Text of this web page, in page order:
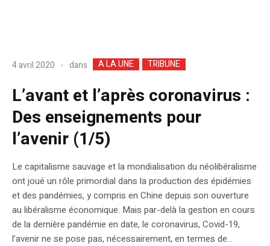
4 avril 2020 dans A LA UNE TRIBUNE
L’avant et l’après coronavirus :
Des enseignements pour
l’avenir (1/5)
Le capitalisme sauvage et la mondialisation du néolibéralisme
ont joué un rôle primordial dans la production des épidémies
et des pandémies, y compris en Chine depuis son ouverture
au libéralisme économique. Mais par-delà la gestion en cours
de la dernière pandémie en date, le coronavirus, Covid-19,
l’avenir ne se pose pas, nécessairement, en termes de...